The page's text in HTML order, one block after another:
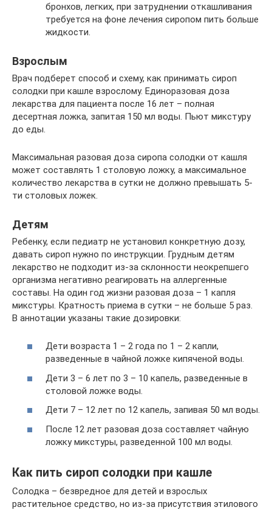
бронхов, легких, при затруднении откашливания
требуется на фоне лечения сиропом пить больше
жидкости.
Взрослым
Врач подберет способ и схему, как принимать сироп
солодки при кашле взрослому. Единоразовая доза
лекарства для пациента после 16 лет – полная
десертная ложка, запитая 150 мл воды. Пьют микстуру
до еды.
Максимальная разовая доза сиропа солодки от кашля
может составлять 1 столовую ложку, а максимальное
количество лекарства в сутки не должно превышать 5-
ти столовых ложек.
Детям
Ребенку, если педиатр не установил конкретную дозу,
давать сироп нужно по инструкции. Грудным детям
лекарство не подходит из-за склонности неокрепшего
организма негативно реагировать на аллергенные
составы. На один год жизни разовая доза – 1 капля
микстуры. Кратность приема в сутки – не больше 5 раз.
В аннотации указаны такие дозировки:
Дети возраста 1 – 2 года по 1 – 2 капли,
разведенные в чайной ложке кипяченой воды.
Дети 3 – 6 лет по 3 – 10 капель, разведенные в
столовой ложке воды.
Дети 7 – 12 лет по 12 капель, запивая 50 мл воды.
После 12 лет разовая доза составляет чайную
ложку микстуры, разведенной 100 мл воды.
Как пить сироп солодки при кашле
Солодка – безвредное для детей и взрослых
растительное средство, но из-за присутствия этилового